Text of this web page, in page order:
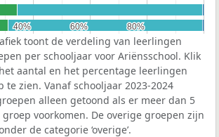
40%
40% 60%
60% 80%
80%
toont de verdeling van leerlingen
per schooljaar voor Ariënsschool. Klik
aantal en het percentage leerlingen
zien. Vanaf schooljaar 2023-2024
alleen getoond als er meer dan 5
voorkomen. De overige groepen zijn
de categorie ‘overige’.